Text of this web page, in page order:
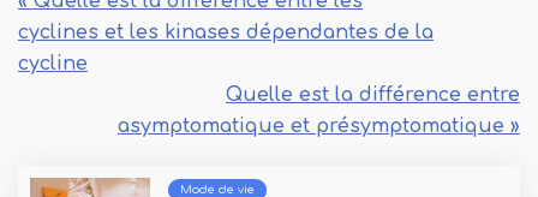
cyclines et les kinases dépendantes de la
cycline
Quelle est la différence entre
asymptomatique et présymptomatique »
Mode de vie